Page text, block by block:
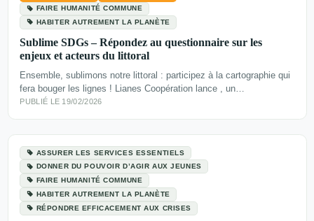
FAIRE HUMANITÉ COMMUNE
HABITER AUTREMENT LA PLANÈTE
Sublime SDGs – Répondez au questionnaire sur les
enjeux et acteurs du littoral
Ensemble, sublimons notre littoral : participez à la cartographie qui
fera bouger les lignes ! Lianes Coopération lance , un…
PUBLIÉ LE 19/02/2026
ASSURER LES SERVICES ESSENTIELS
DONNER DU POUVOIR D’AGIR AUX JEUNES
FAIRE HUMANITÉ COMMUNE
HABITER AUTREMENT LA PLANÈTE
RÉPONDRE EFFICACEMENT AUX CRISES